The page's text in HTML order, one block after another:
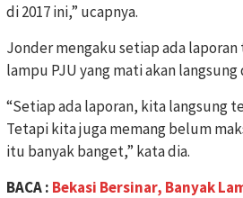
di 2017 ini,” ucapnya.
Jonder mengaku setiap ada
lampu PJU yang mati akan
“Setiap ada laporan, kita langsung
Tetapi kita juga memang belum
itu banyak banget,” kata dia.
BACA : Bekasi Bersinar, Banyak